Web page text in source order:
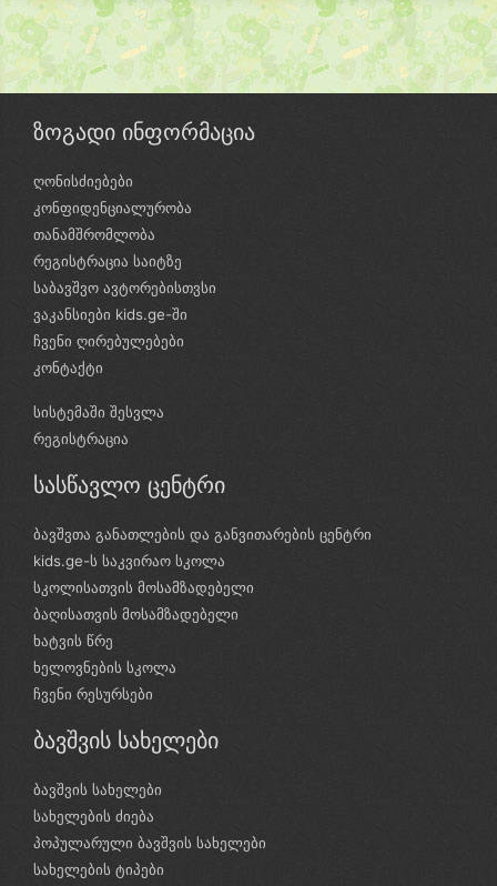
ზოგადი ინფორმაცია
ღონისძიებები
კონფიდენციალურობა
თანამშრომლობა
რეგისტრაცია საიტზე
საბავშვო ავტორებისთვსი
ვაკანსიები kids.ge-ში
ჩვენი ღირებულებები
კონტაქტი
სისტემაში შესვლა
რეგისტრაცია
სასწავლო ცენტრი
ბავშვთა განათლების და განვითარების ცენტრი
kids.ge-ს საკვირაო სკოლა
სკოლისათვის მოსამზადებელი
ბაღისათვის მოსამზადებელი
ხატვის წრე
ხელოვნების სკოლა
ჩვენი რესურსები
ბავშვის სახელები
ბავშვის სახელები
სახელების ძიება
პოპულარული ბავშვის სახელები
სახელების ტიპები